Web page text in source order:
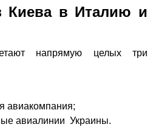
Киева в Италию и
напрямую целых три
авиакомпания;
авиалинии Украины.